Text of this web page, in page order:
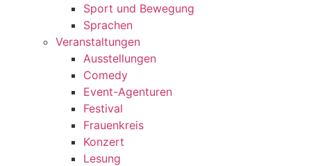
Sport und Bewegung
Sprachen
Veranstaltungen
Ausstellungen
Comedy
Event-Agenturen
Festival
Frauenkreis
Konzert
Lesung